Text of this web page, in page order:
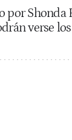
por Shonda
verse